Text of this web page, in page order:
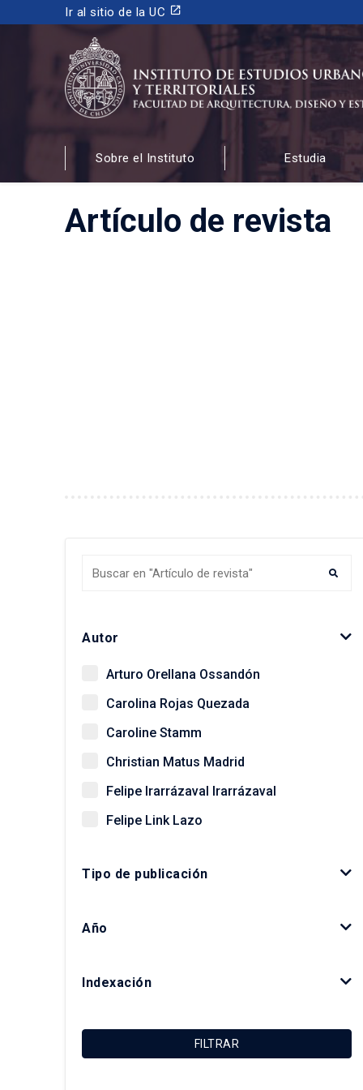
Ir al sitio de la UC launch
INSTITUTO DE ESTUDIOS URBANOS
Y TERRITORIALES
FACULTAD DE ARQUITECTURA, DISEÑO Y ESTUDIOS
Sobre el Instituto Estudia
Artículo de revista
Autor
Arturo Orellana Ossandón
Carolina Rojas Quezada
Caroline Stamm
Christian Matus Madrid
Felipe Irarrázaval Irarrázaval
Felipe Link Lazo
Gonzalo Salazar Preece
Tipo de publicación
Año
Indexación
FILTRAR